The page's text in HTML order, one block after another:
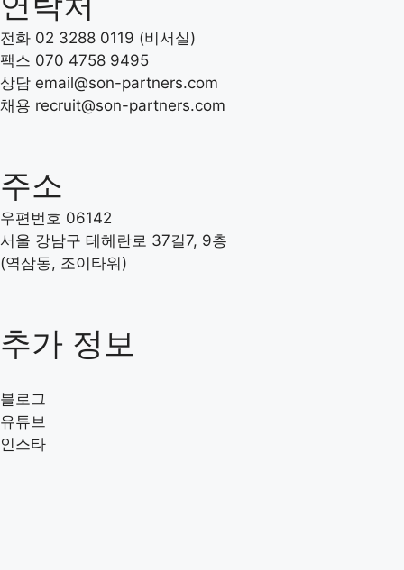
전화 02 3288 0119 (비서실)
팩스 070 4758 9495
상담 email@son-partners.com
채용 recruit@son-partners.com
주소
우편번호 06142
서울 강남구 테헤란로 37길7, 9층
(역삼동, 조이타워)
추가 정보
블로그
유튜브
인스타